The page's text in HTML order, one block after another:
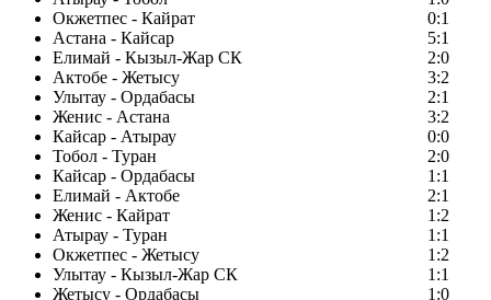
Окжетпес - Кайрат
0:1
Астана - Кайсар
5:1
Елимай - Кызыл-Жар СК
2:0
Актобе - Жетысу
3:2
Улытау - Ордабасы
2:1
Женис - Астана
3:2
Кайсар - Атырау
0:0
Тобол - Туран
2:0
Кайсар - Ордабасы
1:1
Елимай - Актобе
2:1
Женис - Кайрат
1:2
Атырау - Туран
1:1
Окжетпес - Жетысу
1:2
Улытау - Кызыл-Жар СК
1:1
Жетысу - Ордабасы
1:0